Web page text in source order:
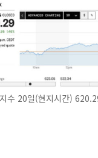
수 20일(현지시간)